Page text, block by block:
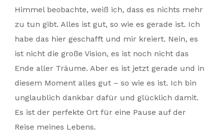
Himmel beobachte, weiß ich, dass es nichts mehr
zu tun gibt. Alles ist gut, so wie es gerade ist. Ich
habe das hier geschafft und mir kreiert. Nein, es
ist nicht die große Vision, es ist noch nicht das
Ende aller Träume. Aber es ist jetzt gerade und in
diesem Moment alles gut – so wie es ist. Ich bin
unglaublich dankbar dafür und glücklich damit.
Es ist der perfekte Ort für eine Pause auf der
Reise meines Lebens.